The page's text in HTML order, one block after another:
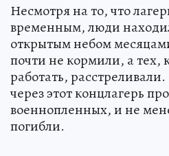
Несмотря на то, что
временным, люди
открытым небом
почти не кормили, а тех,
работать,
через этот концлагерь
военнопленных, и не
погибли.